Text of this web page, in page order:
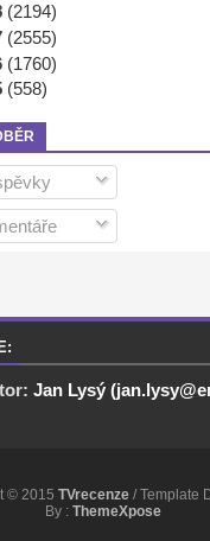
(2194)
(2555)
(1760)
(558)
Jan Lysý
© 2015 TVrecenze / Template
By : ThemeXpose